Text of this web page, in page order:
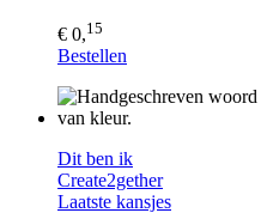
€ 0,15
Bestellen
Dit ben ik
Create2gether
Laatste kansjes